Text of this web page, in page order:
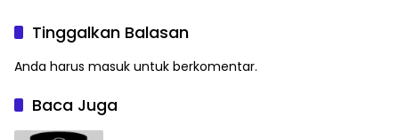
Tinggalkan Balasan
Anda harus masuk untuk berkomentar.
Baca Juga